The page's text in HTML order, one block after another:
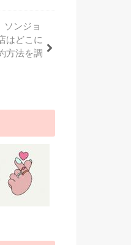
ソンジョ
はどこに
方法を調